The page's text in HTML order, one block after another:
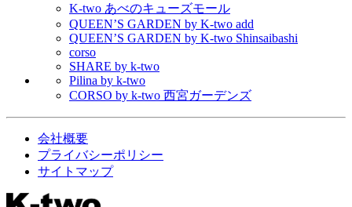
K-two あべのキューズモール
QUEEN’S GARDEN by K-two add
QUEEN’S GARDEN by K-two Shinsaibashi
corso
SHARE by k-two
Pilina by k-two
CORSO by k-two 西宮ガーデンズ
会社概要
プライバシーポリシー
サイトマップ